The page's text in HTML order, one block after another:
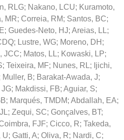
RLG; Nakano, LCU; Kuramoto,
MR; Correia, RM; Santos, BC;
; Guedes-Neto, HJ; Areias, LL;
; Lustre, WG; Moreno, DH ;
JCC; Matos, LL; Kowaski, LP;
; Teixeira, MF; Nunes, RL; Ijichi,
Muller, B; Barakat-Awada, J;
JG; Makdissi, FB; Aguiar, S;
; Marqués, TMDM; Abdallah, EA;
; Zequi, SC; Gonçalves, BT;
FJF; Cicco, R; Takeda,
U; Gatti, A; Oliva, R; Nardi, C;